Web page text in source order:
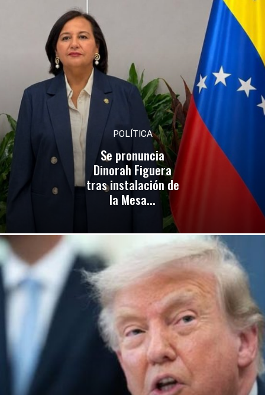
POLÍTICA
Se pronuncia
Dinorah Figuera
tras instalación de
la Mesa...